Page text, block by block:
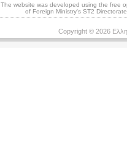
The website was developed using the free
of Foreign Ministry's ST2
Copyright © 2026